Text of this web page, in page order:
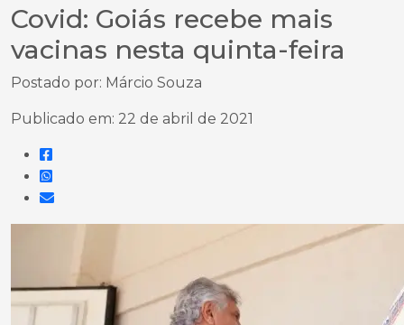
Covid: Goiás recebe mais
vacinas nesta quinta-feira
Postado por: Márcio Souza
Publicado em: 22 de abril de 2021